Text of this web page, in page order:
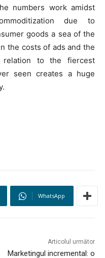
numbers work amidst
due to
goods a sea of the
the costs of ads and the
to the fiercest
seen creates a huge
WhatsApp
Articolul următor
Marketingul incremental: o